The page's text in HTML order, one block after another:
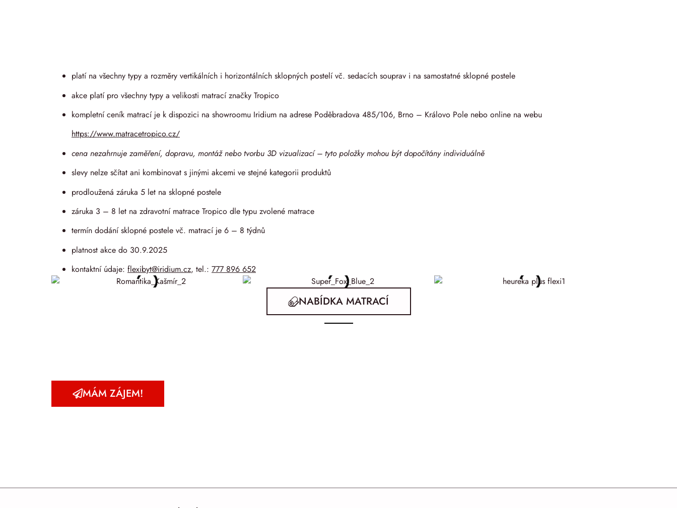
platí na všechny typy a rozměry vertikálních i horizontálních sklopných postelí vč. sedacích souprav i na samostatné sklopné postele
akce platí pro všechny typy a velikosti matrací značky Tropico
kompletní ceník matrací je k dispozici na showroomu Iridium na adrese Poděbradova 485/106, Brno – Královo Pole nebo online na webu
https://www.matracetropico.cz/
cena nezahrnuje zaměření, dopravu, montáž nebo tvorbu 3D vizualizací – tyto položky mohou být dopočítány individuálně
slevy nelze sčítat ani kombinovat s jinými akcemi ve stejné kategorii produktů
prodloužená záruka 5 let na sklopné postele
záruka 3 – 8 let na zdravotní matrace Tropico dle typu zvolené matrace
termín dodání sklopné postele vč. matrací je 6 – 8 týdnů
platnost akce do 30.9.2025
kontaktní údaje: flexibyt@iridium.cz, tel.: 777 896 652
NABÍDKA MATRACÍ
MÁM ZÁJEM!